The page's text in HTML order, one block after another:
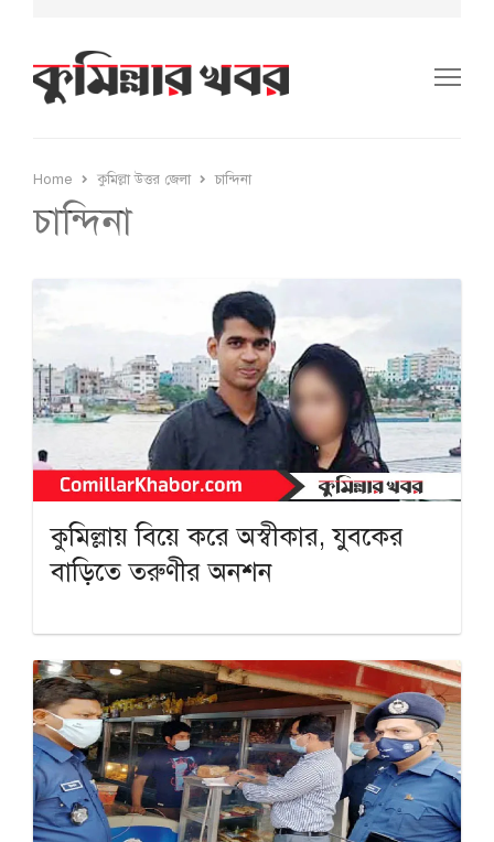
Home কুমিল্লা উত্তর জেলা চান্দিনা
চান্দিনা
কুমিল্লায় বিয়ে করে অস্বীকার, যুবকের
বাড়িতে তরুণীর অনশন